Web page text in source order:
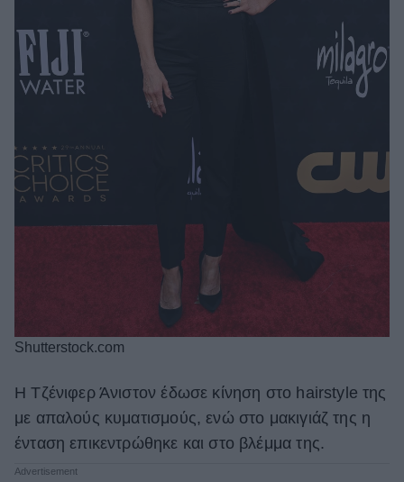
Shutterstock.com
Η Τζένιφερ Άνιστον έδωσε κίνηση στο hairstyle της
με απαλούς κυματισμούς, ενώ στο μακιγιάζ της η
ένταση επικεντρώθηκε και στο βλέμμα της.